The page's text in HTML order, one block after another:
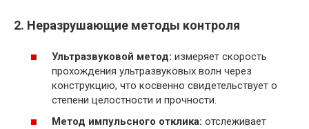
2. Неразрушающие методы контроля
Ультразвуковой метод: измеряет скорость
прохождения ультразвуковых волн через
конструкцию, что косвенно свидетельствует о
степени целостности и прочности.
Метод импульсного отклика: отслеживает